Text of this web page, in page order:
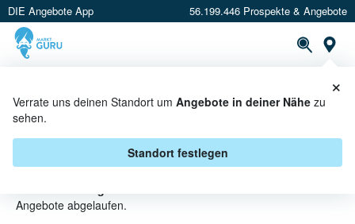
DIE Angebote App 56.199.446 Prospekte & Angebote
Verrate uns deinen Standort um Angebote in deiner Nähe zu
sehen.
Standort festlegen
×
EXOTISCHE FRÜCHTE ANGEBOTE
& AKTIONEN BEI TEGUT
Angebote abgelaufen.